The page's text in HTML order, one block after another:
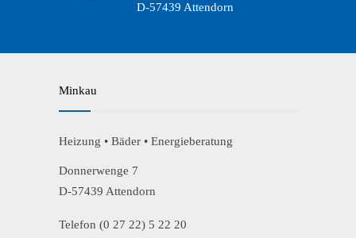
D-57439 Attendorn
Minkau
Heizung • Bäder • Energieberatung
Donnerwenge 7
D-57439 Attendorn
Telefon (0 27 22) 5 22 20